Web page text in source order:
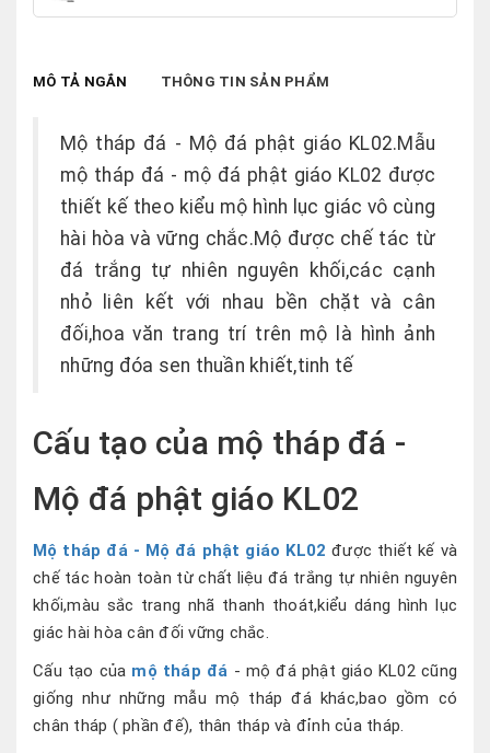
MÔ TẢ NGẮN THÔNG TIN SẢN PHẨM
Mộ tháp đá - Mộ đá phật giáo KL02.Mẫu
mộ tháp đá - mộ đá phật giáo KL02 được
thiết kế theo kiểu mộ hình lục giác vô cùng
hài hòa và vững chắc.Mộ được chế tác từ
đá trắng tự nhiên nguyên khối,các cạnh
nhỏ liên kết với nhau bền chặt và cân
đối,hoa văn trang trí trên mộ là hình ảnh
những đóa sen thuần khiết,tinh tế
Cấu tạo của mộ tháp đá -
Mộ đá phật giáo KL02
Mộ tháp đá - Mộ đá phật giáo KL02 được thiết kế và
chế tác hoàn toàn từ chất liệu đá trắng tự nhiên nguyên
khối,màu sắc trang nhã thanh thoát,kiểu dáng hình lục
giác hài hòa cân đối vững chắc.
Cấu tạo của mộ tháp đá - mộ đá phật giáo KL02 cũng
giống như những mẫu mộ tháp đá khác,bao gồm có
chân tháp ( phần đế), thân tháp và đỉnh của tháp.